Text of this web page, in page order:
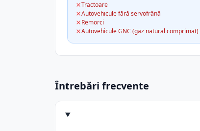
Tractoare
Autovehicule fără servofrână
Remorci
Autovehicule GNC (gaz natural comprimat)
Întrebări frecvente